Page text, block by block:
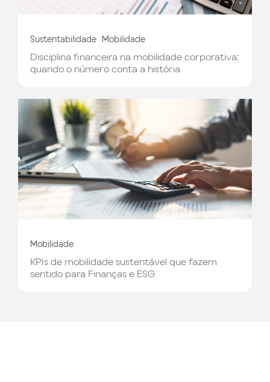
Sustentabilidade Mobilidade
Disciplina financeira na mobilidade corporativa:
quando o número conta a história
Mobilidade
KPIs de mobilidade sustentável que fazem
sentido para Finanças e ESG